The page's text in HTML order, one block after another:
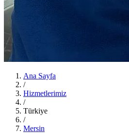
Ana Sayfa
/
Hizmetlerimiz
/
Türkiye
/
Mersin